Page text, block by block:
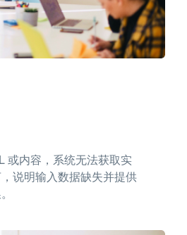
或内容，系统无法获取实
说明输入数据缺失并提供